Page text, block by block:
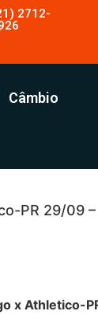
2712-
Câmbio
PR 29/09 –
PR